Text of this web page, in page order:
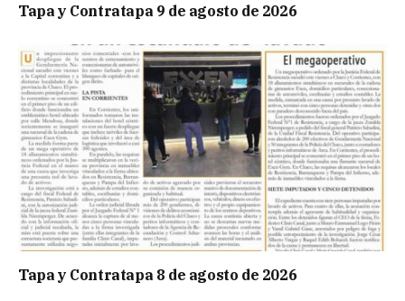
Tapa y Contratapa 9 de agosto de 2026
Tapa y Contratapa 8 de agosto de 2026